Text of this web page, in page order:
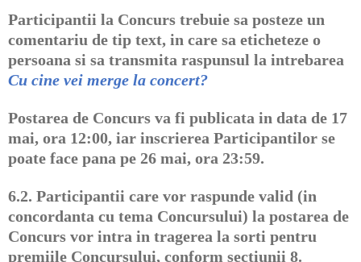
Participantii la Concurs trebuie sa posteze un
comentariu de tip text, in care sa eticheteze o
persoana si sa transmita raspunsul la intrebarea
Cu cine vei merge la concert?
Postarea de Concurs va fi publicata in data de 17
mai, ora 12:00, iar inscrierea Participantilor se
poate face pana pe 26 mai, ora 23:59.
6.2. Participantii care vor raspunde valid (in
concordanta cu tema Concursului) la postarea de
Concurs vor intra in tragerea la sorti pentru
premiile Concursului, conform sectiunii 8.